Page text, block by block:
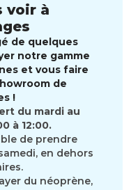
voir à
de quelques
notre gamme
et vous faire
de
!
du mardi au
à 12:00.
de prendre
en dehors
du néoprène,